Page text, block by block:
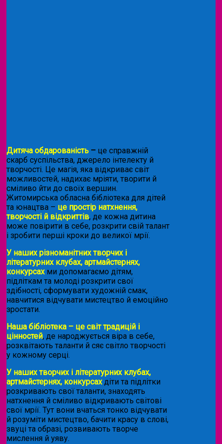
Дитяча обдарованість – це справжній
скарб суспільства, джерело інтелекту й
творчості. Це магія, яка відкриває світ
можливостей, надихає мріяти, творити й
сміливо йти до своїх вершин.
Житомирська обласна бібліотека для дітей
та юнацтва – це простір натхнення,
творчості й відкриттів, де кожна дитина
може повірити в себе, розкрити свій талант
і зробити перші кроки до великої мрії.
У наших різноманітних творчих і
літературних клубах, артмайстернях,
конкурсахми допомагаємо дітям,
підліткам та молоді розкрити свої
здібності, сформувати художній смак,
навчитися відчувати мистецтво й емоційно
зростати.
Наша бібліотека – це світ традицій і
цінностей, де народжується віра в себе,
розквітають таланти й сяє світло творчості
у кожному серці.
У наших творчих і літературних клубах,
артмайстернях, конкурсахдіти та підлітки
розкривають свої таланти, знаходять
натхнення й сміливо відкривають світові
свої мрії. Тут вони вчаться тонко відчувати
й розуміти мистецтво, бачити красу в слові,
звуці та образі, розвивають творче
мислення й уяву.